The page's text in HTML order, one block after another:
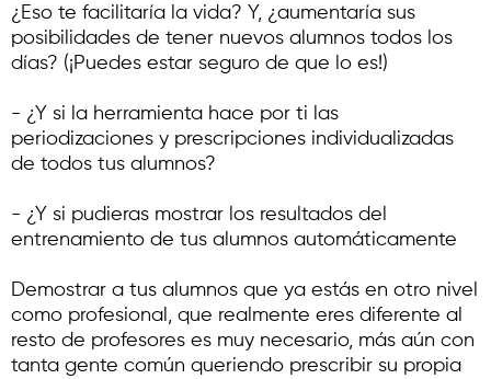
¿Eso te facilitaría la vida? Y, ¿aumentaría sus
posibilidades de tener nuevos alumnos todos los
días? (¡Puedes estar seguro de que lo es!)
- ¿Y si la herramienta hace por ti las
periodizaciones y prescripciones individualizadas
de todos tus alumnos?
- ¿Y si pudieras mostrar los resultados del
entrenamiento de tus alumnos automáticamente
Demostrar a tus alumnos que ya estás en otro nivel
como profesional, que realmente eres diferente al
resto de profesores es muy necesario, más aún con
tanta gente común queriendo prescribir su propia